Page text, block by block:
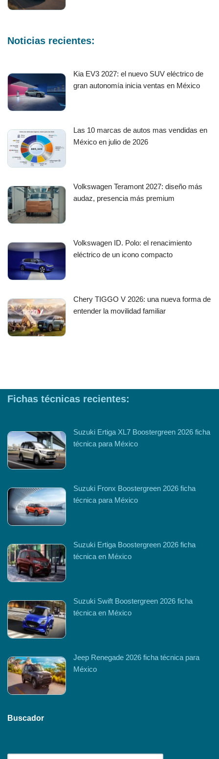
Noticias recientes:
Kia EV3 2027: el nuevo SUV eléctrico de
gran autonomía inicia ventas en México
Las 10 marcas de autos mas vendidas en
México en julio de 2026
Volkswagen Teramont 2027: diseño más
audaz, presencia más premium
Volkswagen ID. Polo: el renacimiento
eléctrico de un icono compacto
Chery TIGGO V 2026: una nueva forma de
entender la movilidad familiar
Fichas técnicas recientes:
Suzuki Ertiga XL7 Boostergreen 2026 ficha
técnica para México
Suzuki Fronx Boostergreen 2026 ficha
técnica para México
Suzuki Ertiga Boostergreen 2026 ficha
técnica en México
Suzuki Swift Boostergreen 2026 ficha
técnica en México
Jeep Renegade 2026 ficha técnica para
México
Buscador